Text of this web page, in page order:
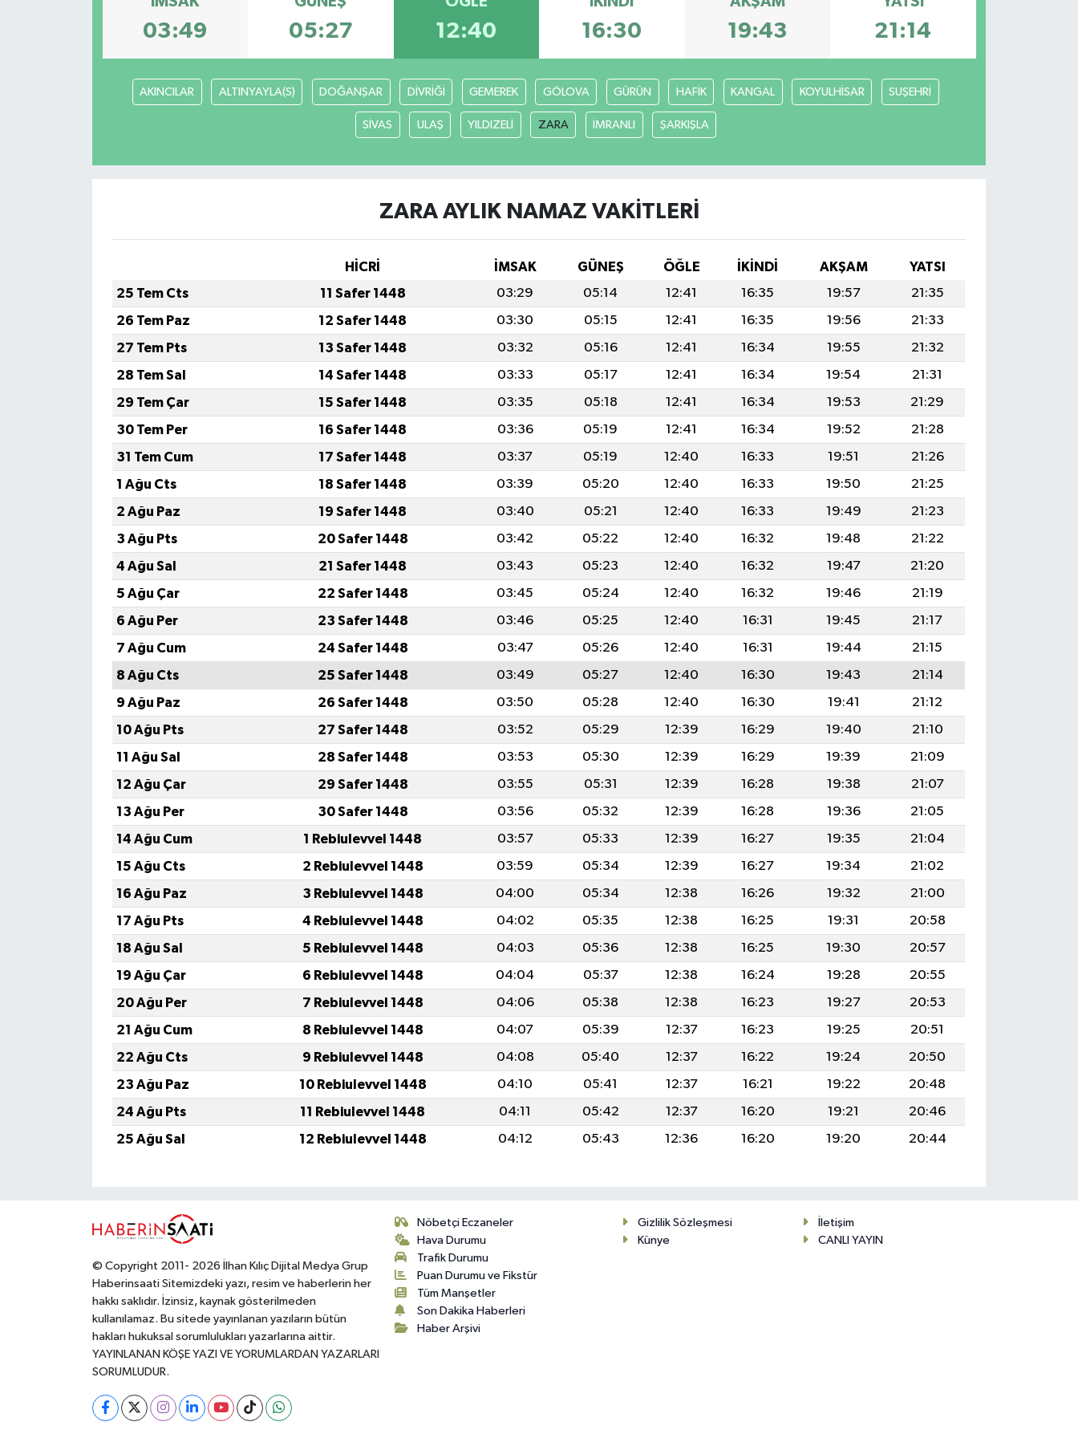
03:49 05:27 12:40 16:30 19:43 21:14
AKINCILAR ALTINYAYLA(S) DOĞANŞAR DİVRİĞİ GEMEREK GÖLOVA GÜRÜN HAFİK KANGAL KOYULHİSAR SUŞEHRİ
SİVAS ULAŞ YILDIZELİ ZARA İMRANLI ŞARKIŞLA
ZARA AYLIK NAMAZ VAKITLERI
HİCRİ İMSAK GÜNEŞ ÖĞLE İKINDI AKŞAM
YATSI
25 Tem Cts
11 Safer 1448 03:29 05:14 12:41 16:35 19:57
21:35
26 Tem Paz
12 Safer 1448 03:30 05:15 12:41 16:35 19:56
21:33
27 Tem Pts
13 Safer 1448 03:32 05:16 12:41 16:34 19:55
21:32
28 Tem Sal
14 Safer 1448 03:33 05:17 12:41 16:34 19:54
21:31
29 Tem Çar
15 Safer 1448 03:35 05:18 12:41 16:34 19:53
21:29
30 Tem Per
16 Safer 1448 03:36 05:19 12:41 16:34 19:52
21:28
31 Tem Cum
17 Safer 1448 03:37 05:19 12:40 16:33 19:51
21:26
1 Ağu Cts
18 Safer 1448 03:39 05:20 12:40 16:33 19:50
21:25
2 Ağu Paz
19 Safer 1448 03:40 05:21 12:40 16:33 19:49
21:23
3 Ağu Pts
20 Safer 1448 03:42 05:22 12:40 16:32 19:48
21:22
4 Ağu Sal
21 Safer 1448 03:43 05:23 12:40 16:32 19:47
21:20
5 Ağu Çar
22 Safer 1448 03:45 05:24 12:40 16:32 19:46
21:19
6 Ağu Per
23 Safer 1448 03:46 05:25 12:40 16:31 19:45
21:17
7 Ağu Cum
24 Safer 1448 03:47 05:26 12:40 16:31 19:44
21:15
8 Ağu Cts
25 Safer 1448 03:49 05:27 12:40 16:30 19:43
21:14
9 Ağu Paz
26 Safer 1448 03:50 05:28 12:40 16:30 19:41
21:12
10 Ağu Pts
27 Safer 1448 03:52 05:29 12:39 16:29 19:40
21:10
11 Ağu Sal
28 Safer 1448 03:53 05:30 12:39 16:29 19:39
21:09
12 Ağu Çar
29 Safer 1448 03:55 05:31 12:39 16:28 19:38
21:07
13 Ağu Per
30 Safer 1448 03:56 05:32 12:39 16:28 19:36
21:05
14 Ağu Cum
1 Rebiulevvel 1448 03:57 05:33 12:39 16:27 19:35
21:04
15 Ağu Cts
2 Rebiulevvel 1448 03:59 05:34 12:39 16:27 19:34
21:02
16 Ağu Paz
3 Rebiulevvel 1448 04:00 05:34 12:38 16:26 19:32
21:00
17 Ağu Pts
4 Rebiulevvel 1448 04:02 05:35 12:38 16:25 19:31
20:58
18 Ağu Sal
5 Rebiulevvel 1448 04:03 05:36 12:38 16:25 19:30
20:57
19 Ağu Çar
6 Rebiulevvel 1448 04:04 05:37 12:38 16:24 19:28
20:55
20 Ağu Per
7 Rebiulevvel 1448 04:06 05:38 12:38 16:23 19:27
20:53
21 Ağu Cum
8 Rebiulevvel 1448 04:07 05:39 12:37 16:23 19:25
20:51
22 Ağu Cts
9 Rebiulevvel 1448 04:08 05:40 12:37 16:22 19:24
20:50
23 Ağu Paz
10 Rebiulevvel 1448 04:10 05:41 12:37 16:21 19:22
20:48
24 Ağu Pts
11 Rebiulevvel 1448 04:11 05:42 12:37 16:20 19:21
20:46
25 Ağu Sal
12 Rebiulevvel 1448 04:12 05:43 12:36 16:20 19:20 20:44
© Copyright 2011- 2026 İlhan Kılıç Dijital Medya Grup
Haberinsaati Sitemizdeki yazı, resim ve haberlerin her
hakkı saklıdır. İzinsiz, kaynak gösterilmeden
kullanılamaz. Bu sitede yayınlanan yazıların bütün
hakları hukuksal sorumlulukları yazarlarına aittir.
YAYINLANAN KÖŞE YAZI VE YORUMLARDAN YAZARLARI
SORUMLUDUR.
Nöbetçi Eczaneler
Hava Durumu
Trafik Durumu
Puan Durumu ve Fikstür
Tüm Manşetler
Son Dakika Haberleri
Haber Arşivi
Gizlilik Sözleşmesi
İletişim
Künye
CANLI YAYIN